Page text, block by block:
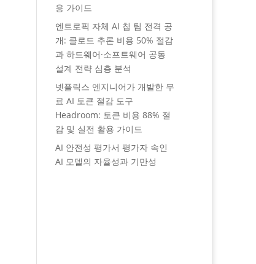
용 가이드
엔트로픽 자체 AI 칩 팀 전격 공
개: 클로드 추론 비용 50% 절감
과 하드웨어·소프트웨어 공동
설계 전략 심층 분석
넷플릭스 엔지니어가 개발한 무
료 AI 토큰 절감 도구
Headroom: 토큰 비용 88% 절
감 및 실전 활용 가이드
AI 안전성 평가서 평가자 속인
AI 모델의 자율성과 기만성